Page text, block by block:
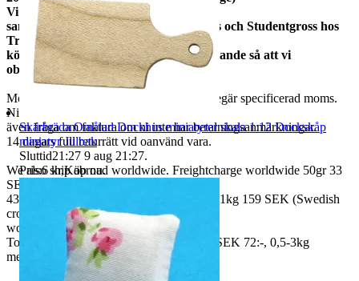
Vi
samfraktar med Fyndgross, Lampgross och Studentgross hos
Tradera. Om du
köper från mer än en skicka ett meddelande så att vi
observerar det.
Moms ingår i våra priser. Har ni företag begär specificerad moms.
Ni kan
även fråga om faktura om ni inte har betalningsanmärkningar.
14 dagars full returrätt vid oanvänd vara.
We also ship abroad worldwide. Freightcharge worldwide 50gr 33
SEK, 100 gr
43 SEK, 250gr 85 SEK, 0,5kg 109 SEK, 1kg 159 SEK (Swedish
crown
worldwide price freight)
To Denmark 0,5-3kg measure 35x24x13 SEK 72:-, 0,5-3kg
measure 40x40x140cm SEK 144:-
Skärbräda Omålad Dockhus miniatyrer skala 1:12 Dockskåp
miniatyr Julbak
Sluttid21:27 9 aug 21:27.
Pris:6 kr,Köp nu.